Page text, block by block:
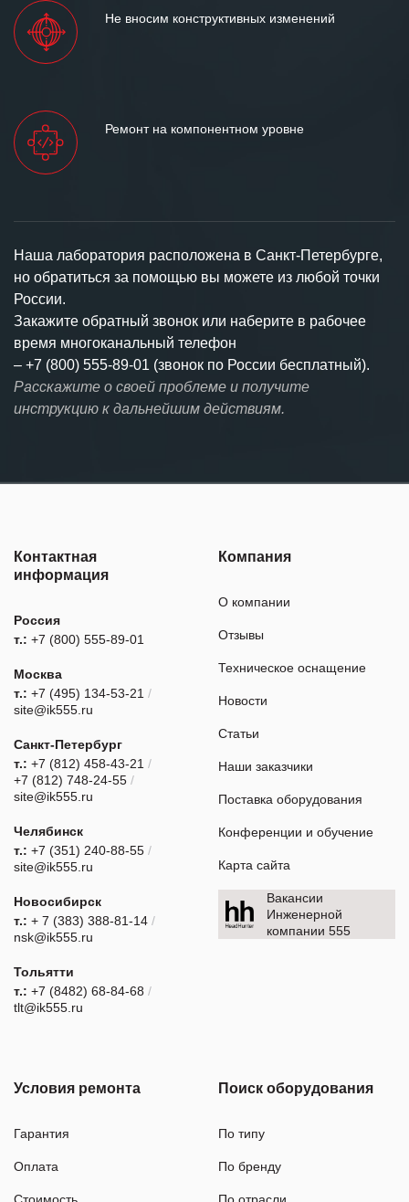
Не вносим конструктивных изменений
Ремонт на компонентном уровне
Наша лаборатория расположена в Санкт-Петербурге,
но обратиться за помощью вы можете из любой точки
России.
Закажите обратный звонок или наберите в рабочее
время многоканальный телефон
– +7 (800) 555-89-01 (звонок по России бесплатный).
Расскажите о своей проблеме и получите
инструкцию к дальнейшим действиям.
Контактная
информация
Россия
т.: +7 (800) 555-89-01
Москва
т.: +7 (495) 134-53-21 /
site@ik555.ru
Санкт-Петербург
т.: +7 (812) 458-43-21 /
+7 (812) 748-24-55 /
site@ik555.ru
Челябинск
т.: +7 (351) 240-88-55 /
site@ik555.ru
Новосибирск
т.: + 7 (383) 388-81-14 /
nsk@ik555.ru
Тольятти
т.: +7 (8482) 68-84-68 /
tlt@ik555.ru
Компания
О компании
Отзывы
Техническое оснащение
Новости
Статьи
Наши заказчики
Поставка оборудования
Конференции и обучение
Карта сайта
Вакансии
Инженерной
компании 555
Условия ремонта
Гарантия
Оплата
Стоимость
Поиск оборудования
По типу
По бренду
По отрасли